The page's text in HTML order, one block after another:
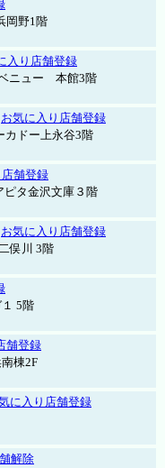
岡野1階
入り店舗登録
ニュー 本館3階
お気に入り店舗登録
カドー上永谷3階
舗登録
ピタ金沢文庫３階
お気に入り店舗登録
俣川 3階
5階
舗登録
棟2F
に入り店舗登録
解除